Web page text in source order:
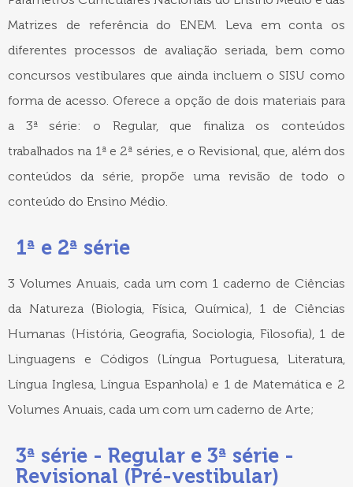
Matrizes de referência do ENEM. Leva em conta os
diferentes processos de avaliação seriada, bem como
concursos vestibulares que ainda incluem o SISU como
forma de acesso. Oferece a opção de dois materiais para
a 3ª série: o Regular, que finaliza os conteúdos
trabalhados na 1ª e 2ª séries, e o Revisional, que, além dos
conteúdos da série, propõe uma revisão de todo o
conteúdo do Ensino Médio.
1ª e 2ª série
3 Volumes Anuais, cada um com 1 caderno de Ciências
da Natureza (Biologia, Física, Química), 1 de Ciências
Humanas (História, Geografia, Sociologia, Filosofia), 1 de
Linguagens e Códigos (Língua Portuguesa, Literatura,
Língua Inglesa, Língua Espanhola) e 1 de Matemática e 2
Volumes Anuais, cada um com um caderno de Arte;
3ª série - Regular e 3ª série -
Revisional (Pré-vestibular)